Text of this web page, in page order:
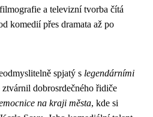
a televizní tvorba čítá
komedií přes dramata až po
spjatý s legendárními
ztvárnil dobrosrdečného řidiče
na kraji města, kde si